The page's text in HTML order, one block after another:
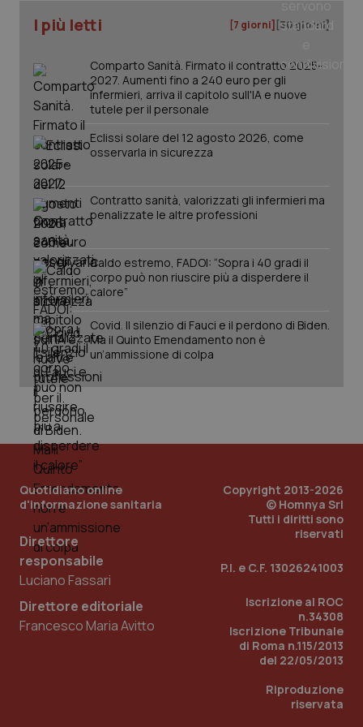
I più letti [7 giorni] [30 giorni]
Comparto Sanità. Firmato il contratto 2025-
2027. Aumenti fino a 240 euro per gli
infermieri, arriva il capitolo sull'IA e nuove
tutele per il personale
Eclissi solare del 12 agosto 2026, come
osservarla in sicurezza
Contratto sanità, valorizzati gli infermieri ma
penalizzate le altre professioni
Caldo estremo, FADOI: “Sopra i 40 gradi il
corpo può non riuscire più a disperdere il
calore”
Covid. Il silenzio di Fauci e il perdono di Biden.
Ma il Quinto Emendamento non è
un’ammissione di colpa
Quotidiano online
d'informazione sanitaria
Direttore
responsabile
Luciano Fassari
Direttore editoriale
Francesco Maria Avitto
Copyright 2013-2026
© Homnya Srl
Tutti i diritti sono
riservati
P.I. e C.F. 13026241003
Iscrizione al ROC
n.34308
Iscrizione Tribunale
di Roma n.115/2013
del 22/05/2013
Riproduzione
riservata
www.quotidianosanita.it
tracking-sites-ironfish-
tracking-enable
www.quotidianosanita.it
tracking-sites-ironfish-
_ga